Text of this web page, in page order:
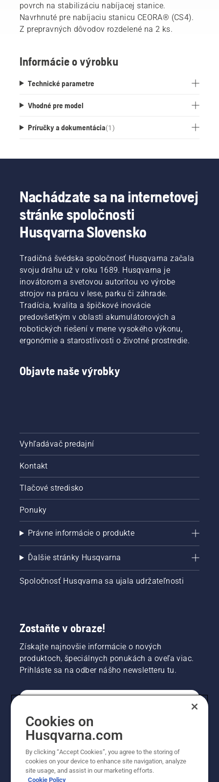
povrch na stabilizáciu nabíjacej stanice.
Navrhnuté pre nabíjaciu stanicu CEORA® (CS4).
Z prepravných dôvodov rozdelené na 2 ks.
Informácie o výrobku
Technické parametre
Vhodné pre model
Príručky a dokumentácia(1 )
Nachádzate sa na internetovej
stránke spoločnosti
Husqvarna Slovensko
Tradičná švédska spoločnosť Husqvarna začala
svoju dráhu už v roku 1689. Husqvarna je
inovátorom a svetovou autoritou vo výrobe
strojov na prácu v lese, parku či záhrade.
Tradícia, kvalita a špičkové inovácie
predovšetkým v oblasti akumulátorových a
robotických riešení v mene vysokého výkonu,
ergonómie a starostlivosti o životné prostredie.
Objavte naše výrobky
Vyhľadávač predajní
Kontakt
Tlačové stredisko
Ponuky
Právne informácie o produkte
Ďalšie stránky Husqvarna
Spoločnosť Husqvarna sa ujala udržateľnosti
Zostaňte v obraze!
Získajte najnovšie informácie o nových
produktoch, špeciálnych ponukách a oveľa viac.
Prihláste sa na odber nášho newsletteru tu.
PROFESIONÁLNE
Cookies on
Husqvarna.com
By clicking “Accept Cookies”, you agree to the storing of
cookies on your device to enhance site navigation, analyze
site usage, and assist in our marketing efforts.
Cookie Policy